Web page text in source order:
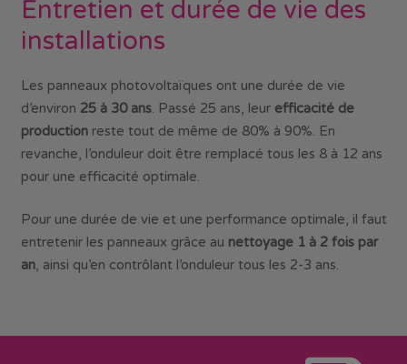
Entretien et durée de vie des
installations
Les panneaux photovoltaïques ont une durée de vie
d’environ 25 à 30 ans. Passé 25 ans, leur efficacité de
productionreste tout de même de 80% à 90%. En
revanche, l’onduleur doit être remplacé tous les 8 à 12 ans
pour une efficacité optimale.
Pour une durée de vie et une performance optimale, il faut
entretenir les panneaux grâce au nettoyage 1 à 2 fois par
an, ainsi qu’en contrôlant l’onduleur tous les 2-3 ans.